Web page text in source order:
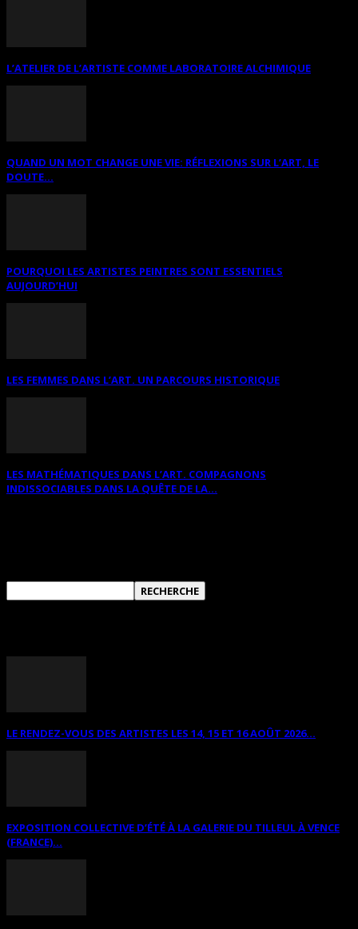
L’ATELIER DE L’ARTISTE COMME LABORATOIRE ALCHIMIQUE
QUAND UN MOT CHANGE UNE VIE: RÉFLEXIONS SUR L’ART, LE
DOUTE...
POURQUOI LES ARTISTES PEINTRES SONT ESSENTIELS
AUJOURD’HUI
LES FEMMES DANS L’ART. UN PARCOURS HISTORIQUE
LES MATHÉMATIQUES DANS L’ART. COMPAGNONS
INDISSOCIABLES DANS LA QUÊTE DE LA...
LE RENDEZ-VOUS DES ARTISTES LES 14, 15 ET 16 AOÛT 2026...
EXPOSITION COLLECTIVE D’ÉTÉ À LA GALERIE DU TILLEUL À VENCE
(FRANCE)...